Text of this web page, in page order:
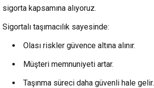
sigorta kapsamına alıyoruz.
Sigortalı taşımacılık sayesinde:
Olası riskler güvence altına alınır.
Müşteri memnuniyeti artar.
Taşınma süreci daha güvenli hale gelir.